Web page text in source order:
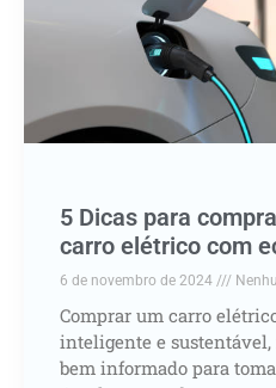
5 Dicas para
carro elétrico com
6 de novembro de 2024
Comprar um carro
inteligente e
bem informado para